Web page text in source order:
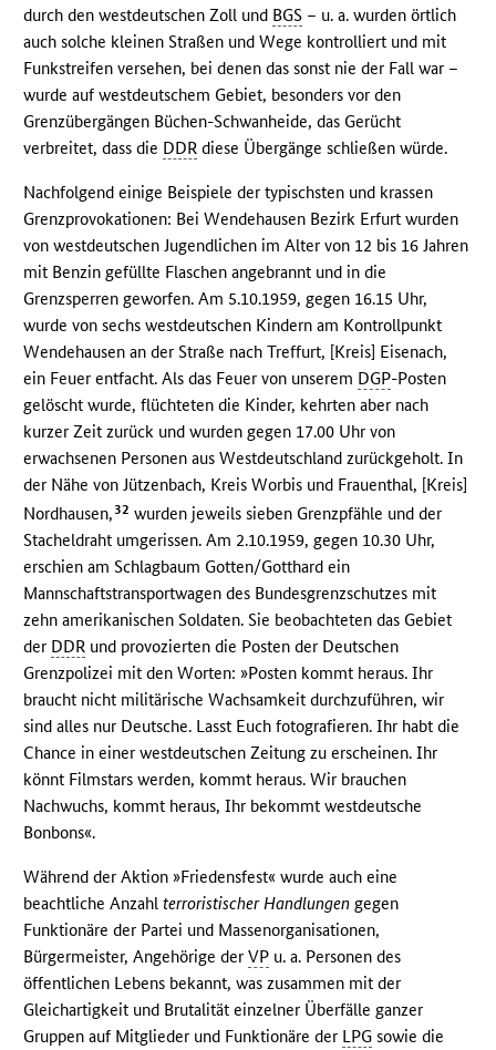
durch den westdeutschen Zoll und BGS – u. a. wurden örtlich
auch solche kleinen Straßen und Wege kontrolliert und mit
Funkstreifen versehen, bei denen das sonst nie der Fall war –
wurde auf westdeutschem Gebiet, besonders vor den
Grenzübergängen Büchen-Schwanheide, das Gerücht
verbreitet, dass die DDR diese Übergänge schließen würde.
Nachfolgend einige Beispiele der typischsten und krassen
Grenzprovokationen: Bei Wendehausen Bezirk Erfurt wurden
von westdeutschen Jugendlichen im Alter von 12 bis 16 Jahren
mit Benzin gefüllte Flaschen angebrannt und in die
Grenzsperren geworfen. Am 5.10.1959, gegen 16.15 Uhr,
wurde von sechs westdeutschen Kindern am Kontrollpunkt
Wendehausen an der Straße nach Treffurt, [Kreis] Eisenach,
ein Feuer entfacht. Als das Feuer von unserem DGP-Posten
gelöscht wurde, flüchteten die Kinder, kehrten aber nach
kurzer Zeit zurück und wurden gegen 17.00 Uhr von
erwachsenen Personen aus Westdeutschland zurückgeholt. In
der Nähe von Jützenbach, Kreis Worbis und Frauenthal, [Kreis]
Nordhausen, 32 wurden jeweils sieben Grenzpfähle und der
Stacheldraht umgerissen. Am 2.10.1959, gegen 10.30 Uhr,
erschien am Schlagbaum Gotten/Gotthard ein
Mannschaftstransportwagen des Bundesgrenzschutzes mit
zehn amerikanischen Soldaten. Sie beobachteten das Gebiet
der DDR und provozierten die Posten der Deutschen
Grenzpolizei mit den Worten: »Posten kommt heraus. Ihr
braucht nicht militärische Wachsamkeit durchzuführen, wir
sind alles nur Deutsche. Lasst Euch fotografieren. Ihr habt die
Chance in einer westdeutschen Zeitung zu erscheinen. Ihr
könnt Filmstars werden, kommt heraus. Wir brauchen
Nachwuchs, kommt heraus, Ihr bekommt westdeutsche
Bonbons«.
Während der Aktion »Friedensfest« wurde auch eine
beachtliche Anzahlterroristischer Handlungen gegen
Funktionäre der Partei und Massenorganisationen,
Bürgermeister, Angehörige derVP u. a. Personen des
öffentlichen Lebens bekannt, was zusammen mit der
Gleichartigkeit und Brutalität einzelner Überfälle ganzer
Gruppen auf Mitglieder und Funktionäre der LPG sowie die